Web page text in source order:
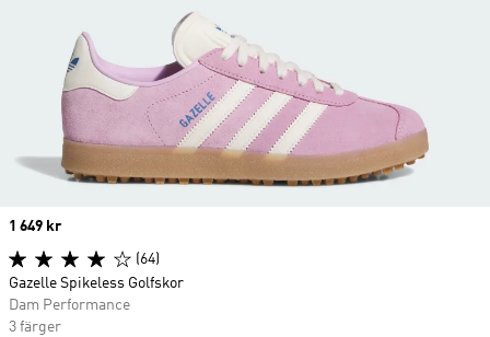
Price
1 649 kr
(64)
Gazelle Spikeless Golfskor
Dam Performance
3 färger